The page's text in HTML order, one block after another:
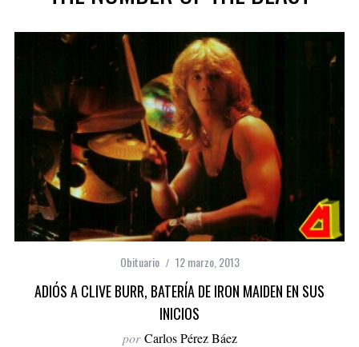
Obituario 12 marzo, 2013
ADIÓS A CLIVE BURR, BATERÍA DE IRON MAIDEN EN SUS
INICIOS
por Carlos Pérez Báez